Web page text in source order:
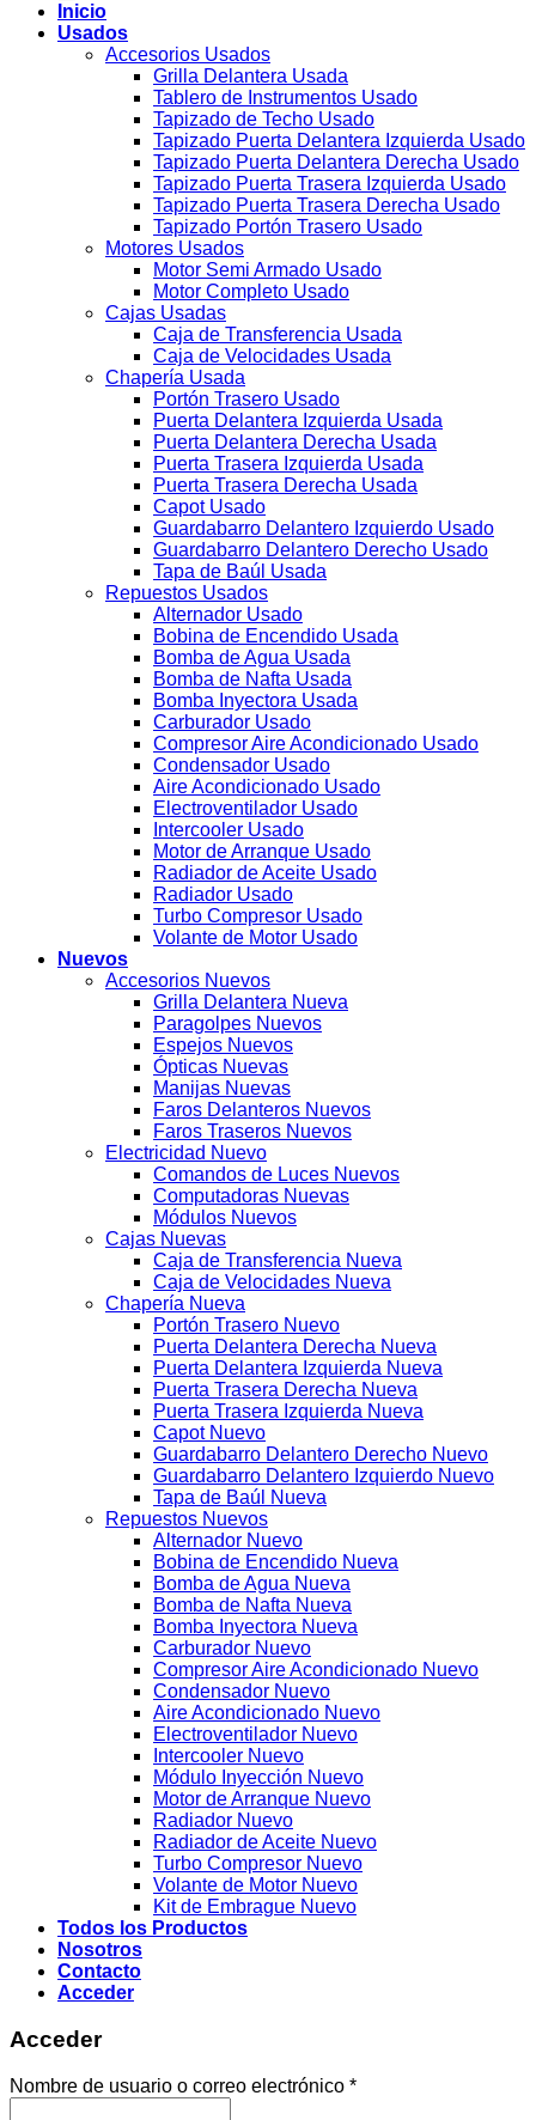
Inicio
Usados
Accesorios Usados
Grilla Delantera Usada
Tablero de Instrumentos Usado
Tapizado de Techo Usado
Tapizado Puerta Delantera Izquierda Usado
Tapizado Puerta Delantera Derecha Usado
Tapizado Puerta Trasera Izquierda Usado
Tapizado Puerta Trasera Derecha Usado
Tapizado Portón Trasero Usado
Motores Usados
Motor Semi Armado Usado
Motor Completo Usado
Cajas Usadas
Caja de Transferencia Usada
Caja de Velocidades Usada
Chapería Usada
Portón Trasero Usado
Puerta Delantera Izquierda Usada
Puerta Delantera Derecha Usada
Puerta Trasera Izquierda Usada
Puerta Trasera Derecha Usada
Capot Usado
Guardabarro Delantero Izquierdo Usado
Guardabarro Delantero Derecho Usado
Tapa de Baúl Usada
Repuestos Usados
Alternador Usado
Bobina de Encendido Usada
Bomba de Agua Usada
Bomba de Nafta Usada
Bomba Inyectora Usada
Carburador Usado
Compresor Aire Acondicionado Usado
Condensador Usado
Aire Acondicionado Usado
Electroventilador Usado
Intercooler Usado
Motor de Arranque Usado
Radiador de Aceite Usado
Radiador Usado
Turbo Compresor Usado
Volante de Motor Usado
Nuevos
Accesorios Nuevos
Grilla Delantera Nueva
Paragolpes Nuevos
Espejos Nuevos
Ópticas Nuevas
Manijas Nuevas
Faros Delanteros Nuevos
Faros Traseros Nuevos
Electricidad Nuevo
Comandos de Luces Nuevos
Computadoras Nuevas
Módulos Nuevos
Cajas Nuevas
Caja de Transferencia Nueva
Caja de Velocidades Nueva
Chapería Nueva
Portón Trasero Nuevo
Puerta Delantera Derecha Nueva
Puerta Delantera Izquierda Nueva
Puerta Trasera Derecha Nueva
Puerta Trasera Izquierda Nueva
Capot Nuevo
Guardabarro Delantero Derecho Nuevo
Guardabarro Delantero Izquierdo Nuevo
Tapa de Baúl Nueva
Repuestos Nuevos
Alternador Nuevo
Bobina de Encendido Nueva
Bomba de Agua Nueva
Bomba de Nafta Nueva
Bomba Inyectora Nueva
Carburador Nuevo
Compresor Aire Acondicionado Nuevo
Condensador Nuevo
Aire Acondicionado Nuevo
Electroventilador Nuevo
Intercooler Nuevo
Módulo Inyección Nuevo
Motor de Arranque Nuevo
Radiador Nuevo
Radiador de Aceite Nuevo
Turbo Compresor Nuevo
Volante de Motor Nuevo
Kit de Embrague Nuevo
Todos los Productos
Nosotros
Contacto
Acceder
Acceder
Nombre de usuario o correo electrónico *Obligatorio